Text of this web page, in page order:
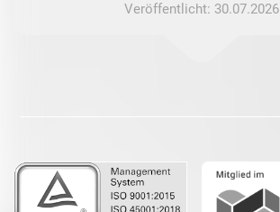
Veröffentlicht: 30.07.2026